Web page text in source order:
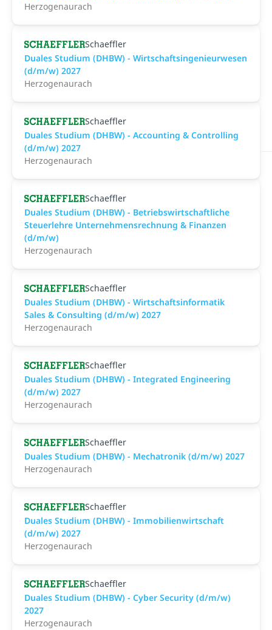
Herzogenaurach
Schaeffler
Duales Studium (DHBW) - Wirtschaftsingenieurwesen
(d/m/w) 2027
Herzogenaurach
Schaeffler
Duales Studium (DHBW) - Accounting & Controlling
(d/m/w) 2027
Herzogenaurach
Schaeffler
Duales Studium (DHBW) - Betriebswirtschaftliche
Steuerlehre Unternehmensrechnung & Finanzen
(d/m/w)
Herzogenaurach
Schaeffler
Duales Studium (DHBW) - Wirtschaftsinformatik
Sales & Consulting (d/m/w) 2027
Herzogenaurach
Schaeffler
Duales Studium (DHBW) - Integrated Engineering
(d/m/w) 2027
Herzogenaurach
Schaeffler
Duales Studium (DHBW) - Mechatronik (d/m/w) 2027
Herzogenaurach
Schaeffler
Duales Studium (DHBW) - Immobilienwirtschaft
(d/m/w) 2027
Herzogenaurach
Schaeffler
Duales Studium (DHBW) - Cyber Security (d/m/w)
2027
Herzogenaurach